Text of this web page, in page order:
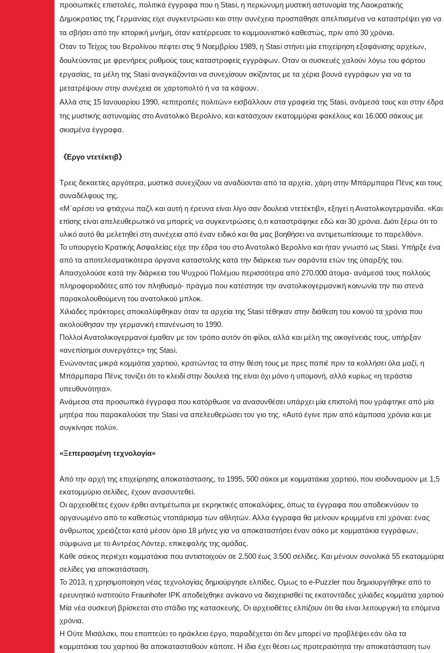
προσωπικές επιστολές, πολιτικά έγγραφα που η Stasi, η περιώνυμη μυστική αστυνομία της Λαοκρατικής
Δημοκρατίας της Γερμανίας είχε συγκεντρώσει και στην συνέχεια προσπάθησε απελπισμένα να καταστρέψει για να
τα σβήσει από την ιστορική μνήμη, όταν κατέρρευσε το κομμουνιστικό καθεστώς, πριν από 30 χρόνια.
Οταν το Τείχος του Βερολίνου πέφτει στις 9 Νοεμβρίου 1989, η Stasi στήνει μία επιχείρηση εξαφάνισης αρχείων,
δουλεύοντας με φρενήρεις ρυθμούς τους καταστροφείς εγγράφων. Οταν οι συσκευές χαλούν λόγω του φόρτου
εργασίας, τα μέλη της Stasi αναγκάζονται να συνεχίσουν σκίζοντας με τα χέρια βουνά εγγράφων για να τα
μετατρέψουν στην συνέχεια σε χαρτοπολτό ή να τα κάψουν.
Αλλά στις 15 Ιανουαρίου 1990, «επιτροπές πολιτών» εισβάλλουν στα γραφεία της Stasi, ανάμεσά τους και στην έδρα
της μυστικής αστυνομίας στο Ανατολικό Βερολίνο, και κατάσχουν εκατομμύρια φακέλους και 16.000 σάκους με
σκισμένα έγγραφα.
《Εργο ντετέκτιβ》
Τρεις δεκαετίες αργότερα, μυστικά συνεχίζουν να αναδύονται από τα αρχεία, χάρη στην Μπάρμπαρα Πένις και τους
συναδέλφους της.
«Μ΄αρέσει να φτιάχνω παζλ και αυτή η έρευνα είναι λίγο σαν δουλειά ντετέκτιβ», εξηγεί η Ανατολικογερμανίδα. «Και
επίσης είναι απελευθερωτικό να μπορείς να συγκεντρώσεις ό,τι καταστράφηκε εδώ και 30 χρόνια. Διότι ξέρω ότι το
υλικό αυτό θα μελετηθεί στη συνέχεια από έναν ειδικό και θα μας βοηθήσει να αντιμετωπίσουμε το παρελθόν».
Το υπουργείο Κρατικής Ασφαλείας είχε την έδρα του στο Ανατολικό Βερολίνο και ήταν γνωστό ως Stasi. Υπήρξε ένα
από τα αποτελεσματικότερα όργανα καταστολής κατά την διάρκεια των σαράντα ετών της ύπαρξής του.
Απασχολούσε κατά την διάρκεια του Ψυχρού Πολέμου περισσότερα από 270.000 άτομα- ανάμεσά τους πολλούς
πληροφοριοδότες από τον πληθυσμό- πράγμα που κατέστησε την ανατολικογερμανική κοινωνία την πιο στενά
παρακολουθούμενη του ανατολικού μπλοκ.
Χιλιάδες πράκτορες αποκαλύφθηκαν όταν τα αρχεία της Stasi τέθηκαν στην διάθεση του κοινού τα χρόνια που
ακολούθησαν την γερμανική επανένωση το 1990.
Πολλοί Ανατολικογερμανοί έμαθαν με τον τρόπο αυτόν ότι φίλοι, αλλά και μέλη της οικογένειάς τους, υπήρξαν
«ανεπίσημοι συνεργάτες» της Stasi.
Ενώνοντας μικρά κομμάτια χαρτιού, κρατώντας τα στην θέση τους με πρες παπιέ πριν τα κολλήσει όλα μαζί, η
Μπάρμπαρα Πένις τονίζει ότι το κλειδί στην δουλειά της είναι όχι μόνο η υπομονή, αλλά κυρίως «η τεράστια
υπευθυνότητα».
Ανάμεσα στα προσωπικά έγγραφα που κατόρθωσε να ανασυνθέσει υπάρχει μία επιστολή που γράφτηκε από μία
μητέρα που παρακαλούσε την Stasi να απελευθερώσει τον γιο της. «Αυτό έγινε πριν από κάμποσα χρόνια και με
συγκίνησε πολύ».
«Ξεπερασμένη τεχνολογία»
Από την αρχή της επιχείρησης αποκατάστασης, το 1995, 500 σάκοι με κομματάκια χαρτιού, που ισοδυναμούν με 1,5
εκατομμύριο σελίδες, έχουν ανασυντεθεί.
Οι αρχειοθέτες έχουν έρθει αντιμέτωποι με εκρηκτικές αποκαλύψεις, όπως τα έγγραφα που αποδεικνύουν το
οργανωμένο από το καθεστώς ντοπάρισμα των αθλητών. Αλλα έγγραφα θα μείνουν κρυμμένα επί χρόνια: ένας
άνθρωπος χρειάζεται κατά μέσον όριο 18 μήνες για να αποκαταστήσει έναν σάκο με κομματάκια εγγράφων,
σύμφωνα με το Αντρέας Λόντερ, επικεφαλής της ομάδας.
Κάθε σάκος περιέχει κομματάκια που αντιστοιχούν σε 2.500 έως 3.500 σελίδες. Και μένουν συνολικά 55 εκατομμύρια
σελίδες για αποκατάσταση.
Το 2013, η χρησιμοποίηση νέας τεχνολογίας δημιούργησε ελπίδες. Ομως το e-Puzzler που δημιουργήθηκε από το
ερευνητικό ινστιτούτο Fraunhofer IPK αποδείχθηκε ανίκανο να διαχειρισθεί τις εκατοντάδες χιλιάδες κομμάτια
Μία νέα συσκευή βρίσκεται στο στάδιο της κατασκευής. Οι αρχειοθέτες ελπίζουν ότι θα είναι λειτουργική τα επόμενα
χρόνια.
Η Ούτε Μισάλσκι, που εποπτεύει το ηράκλειο έργο, παραδέχεται ότι δεν μπορεί να προβλέψει εάν όλα τα
κομματάκια του χαρτιού θα αποκατασταθούν κάποτε. Η ίδια έχει θέσει ως προτεραιότητα την αποκατάσταση των